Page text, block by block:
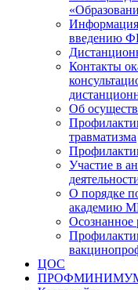
введению
Контакты
Об
травматизма
Участие в
О порядке
академию
Осознанное
ЦОС